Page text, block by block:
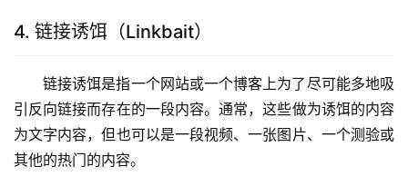
4. 链接诱饵（Linkbait）
链接诱饵是指一个网站或一个博客上为了尽可能多地吸
引反向链接而存在的一段内容。通常，这些做为诱饵的内容
为文字内容，但也可以是一段视频、一张图片、一个测验或
其他的热门的内容。